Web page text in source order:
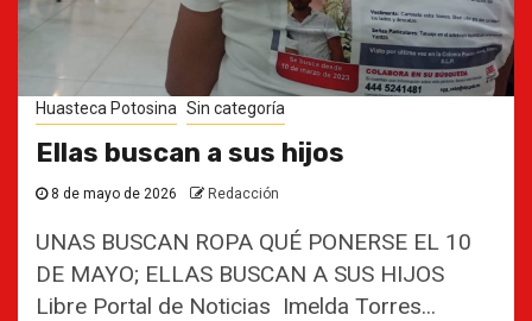
Huasteca Potosina Sin categoría
Ellas buscan a sus hijos
8 de mayo de 2026 Redacción
UNAS BUSCAN ROPA QUÉ PONERSE EL 10
DE MAYO; ELLAS BUSCAN A SUS HIJOS
Libre Portal de Noticias Imelda Torres...